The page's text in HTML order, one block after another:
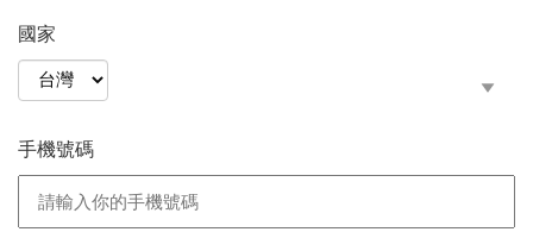
國家
手機號碼